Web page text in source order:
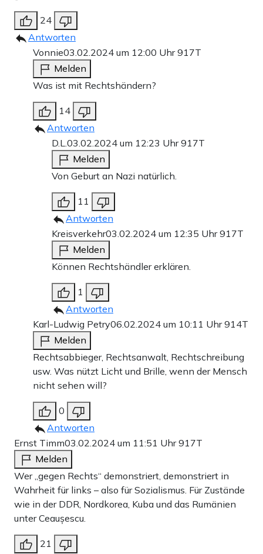
24
Antworten
Vonnie03.02.2024 um 12:00 Uhr917T
Melden
Was ist mit Rechtshändern?
14
Antworten
D.L.03.02.2024 um 12:23 Uhr917T
Melden
Von Geburt an Nazi natürlich.
11
Antworten
Kreisverkehr03.02.2024 um 12:35 Uhr917T
Melden
Können Rechtshändler erklären.
1
Antworten
Karl-Ludwig Petry06.02.2024 um 10:11 Uhr914T
Melden
Rechtsabbieger, Rechtsanwalt, Rechtschreibung
usw. Was nützt Licht und Brille, wenn der Mensch
nicht sehen will?
0
Antworten
Ernst Timm03.02.2024 um 11:51 Uhr917T
Melden
Wer „gegen Rechts“ demonstriert, demonstriert in
Wahrheit für links – also für Sozialismus. Für Zustände
wie in der DDR, Nordkorea, Kuba und das Rumänien
unter Ceaușescu.
21